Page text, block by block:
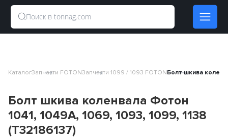
КаталогЗапчасти FOTONЗапчасти 1099 / 1093 FOTONБолт шкива
Болт шкива коленвала Фотон
1041, 1049A, 1069, 1093, 1099, 1138
(T32186137)